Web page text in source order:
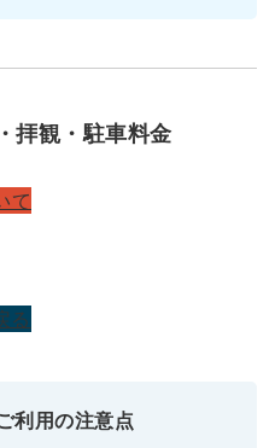
拝観・駐車料金
て
る
利用の注意点